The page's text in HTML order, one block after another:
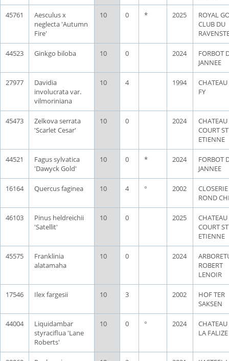
45761
Aesculus x
neglecta 'Autumn
Fire'
10 0 * 2025
ROYAL
CLUB DU
44523 Ginkgo biloba 10 0 2024
FORBOT
JANNEE
27977
Davidia
involucrata var.
vilmoriniana
10 4 1994
CHATEAU
FY
45473
Zelkova serrata
'Scarlet Cesar'
10 0 2024
CHATEAU
COURT ST
ETIENNE
44521
Fagus sylvatica
'Dawyck Gold'
10 0 * 2024
FORBOT
JANNEE
16164 Quercus faginea 10 4 ° 2002
ROND
46103
Pinus heldreichii
'Satellit'
10 0 2025
CHATEAU
COURT ST
ETIENNE
45575
Franklinia
alatamaha
10 0 2024
ROBERT
LENOIR
17546 Ilex fargesii 10 3 2002
HOF TER
SAKSEN
44004
Liquidambar
styraciflua 'Lane
Roberts'
10 0 ° 2024
CHATEAU
LA FALIZE